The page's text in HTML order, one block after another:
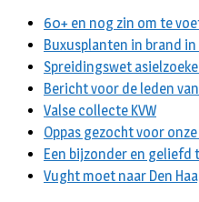
60+ en nog zin om te
Buxusplanten in brand
Spreidingswet
Bericht voor de leden
Valse collecte KVW
Oppas gezocht voor
Een bijzonder en geliefd
Vught moet naar Den